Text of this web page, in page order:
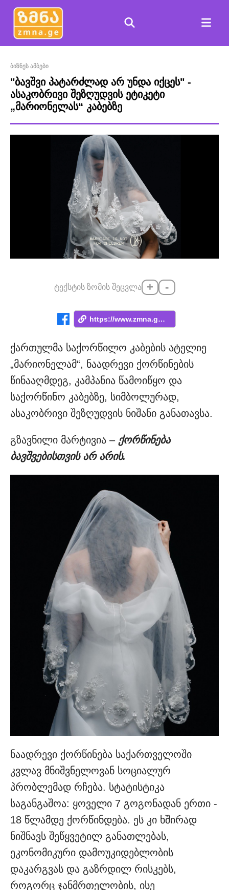
ბიზნეს ამბები
"ბავშვი პატარძლად არ უნდა იქცეს" -
ასაკობრივი შეზღუდვის ეტიკეტი
„მარიონელას“ კაბებზე
ტექსტის ზომის შეცვლა + -
https://www.zmna.ge/news/bavshvi-patardz...
ქართულმა საქორწილო კაბების ატელიე
„მარიონელამ“, ნაადრევი ქორწინების
წინააღმდეგ, კამპანია წამოიწყო და
საქორწინო კაბებზე, სიმბოლურად,
ასაკობრივი შეზღუდვის ნიშანი განათავსა.
გზავნილი მარტივია – ქორწინება
ბავშვებისთვის არ არის.
ნაადრევი ქორწინება საქართველოში
კვლავ მნიშვნელოვან სოციალურ
პრობლემად რჩება. სტატისტიკა
საგანგაშოა: ყოველი 7 გოგონადან ერთი -
18 წლამდე ქორწინდება. ეს კი ხშირად
ნიშნავს შეწყვეტილ განათლებას,
ეკონომიკური დამოუკიდებლობის
დაკარგვას და გაზრდილ რისკებს,
როგორც ჯანმრთელობის, ისე